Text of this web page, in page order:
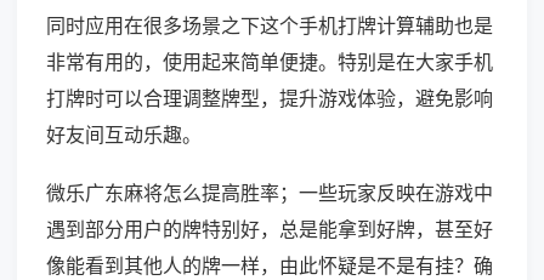
同时应用在很多场景之下这个手机打牌计算辅助也是
非常有用的，使用起来简单便捷。特别是在大家手机
打牌时可以合理调整牌型，提升游戏体验，避免影响
好友间互动乐趣。
微乐广东麻将怎么提高胜率；一些玩家反映在游戏中
遇到部分用户的牌特别好，总是能拿到好牌，甚至好
像能看到其他人的牌一样，由此怀疑是不是有挂？确